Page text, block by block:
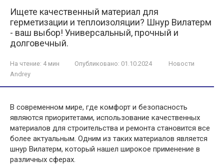
Ищете качественный материал для
герметизации и теплоизоляции? Шнур Вилатерм
- ваш выбор! Универсальный, прочный и
долговечный.
На чтение: 4 мин Опубликовано: 01.10.2024
Новости
Andrey
В современном мире, где комфорт и безопасность
являются приоритетами, использование качественных
материалов для строительства и ремонта становится все
более актуальным. Одним из таких материалов является
шнур Вилатерм, который нашел широкое применение в
различных сферах.